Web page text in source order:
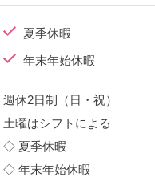
夏季休暇
年末年始休暇
週休2日制（日・祝）
土曜はシフトによる
◇ 夏季休暇
◇ 年末年始休暇